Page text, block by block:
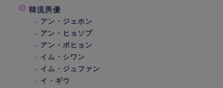
韓流男優
アン・ジェホン
アン・ヒョソプ
アン・ボヒョン
イム・シワン
イム・ジュファン
イ・ギウ